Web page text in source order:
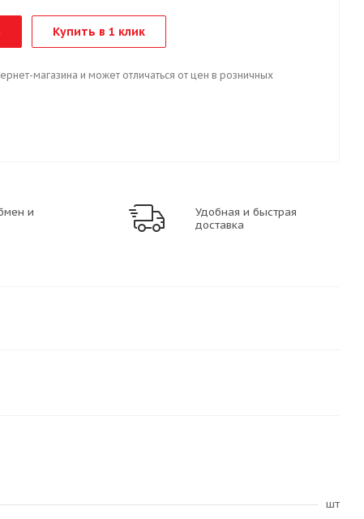
Купить в 1 клик
магазина и может отличаться от цен в розничных
и
Удобная и быстрая
доставка
шт